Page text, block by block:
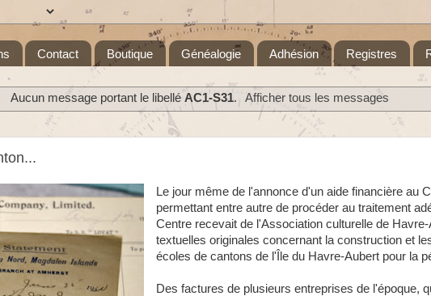
Contact Boutique Généalogie Adhésion Registres
Aucun message portant le libelléAC1-S31. Afficher tous les messages
Le jour même de l'annonce d'un aide financière au
permettant entre autre de procéder au traitement
Centre recevait de l'Association culturelle de
textuelles originales concernant la construction et
écoles de cantons de l'Île du Havre-Aubert pour la
Des factures de plusieurs entreprises de l'époque,